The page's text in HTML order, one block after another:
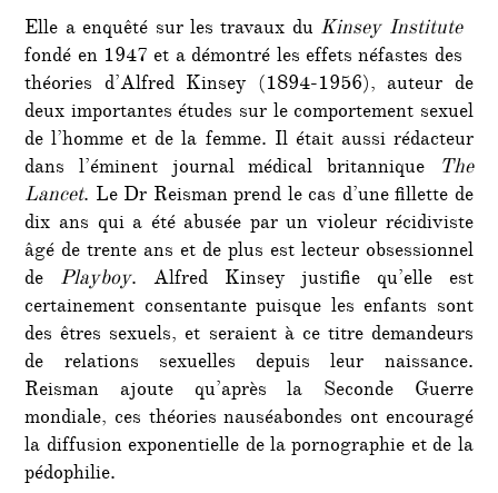
Elle a enquêté sur les travaux du Kinsey Institute
fondé en 1947 et a démontré les effets néfastes des
théories d’Alfred Kinsey (1894-1956), auteur de
deux importantes études sur le comportement sexuel
de l’homme et de la femme. Il était aussi rédacteur
dans l’éminent journal médical britannique The
Lancet. Le Dr Reisman prend le cas d’une fillette de
dix ans qui a été abusée par un violeur récidiviste
âgé de trente ans et de plus est lecteur obsessionnel
de Playboy. Alfred Kinsey justifie qu’elle est
certainement consentante puisque les enfants sont
des êtres sexuels, et seraient à ce titre demandeurs
de relations sexuelles depuis leur naissance.
Reisman ajoute qu’après la Seconde Guerre
mondiale, ces théories nauséabondes ont encouragé
la diffusion exponentielle de la pornographie et de la
pédophilie.